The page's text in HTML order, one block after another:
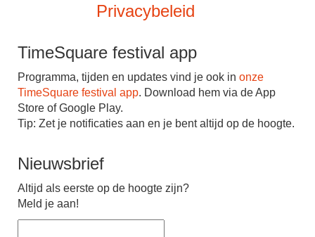
Privacybeleid
TimeSquare festival app
Programma, tijden en updates vind je ook in onze
TimeSquare festival app. Download hem via de App
Store of Google Play.
Tip: Zet je notiﬁcaties aan en je bent altijd op de hoogte.
Nieuwsbrief
Altijd als eerste op de hoogte zijn?
Meld je aan!